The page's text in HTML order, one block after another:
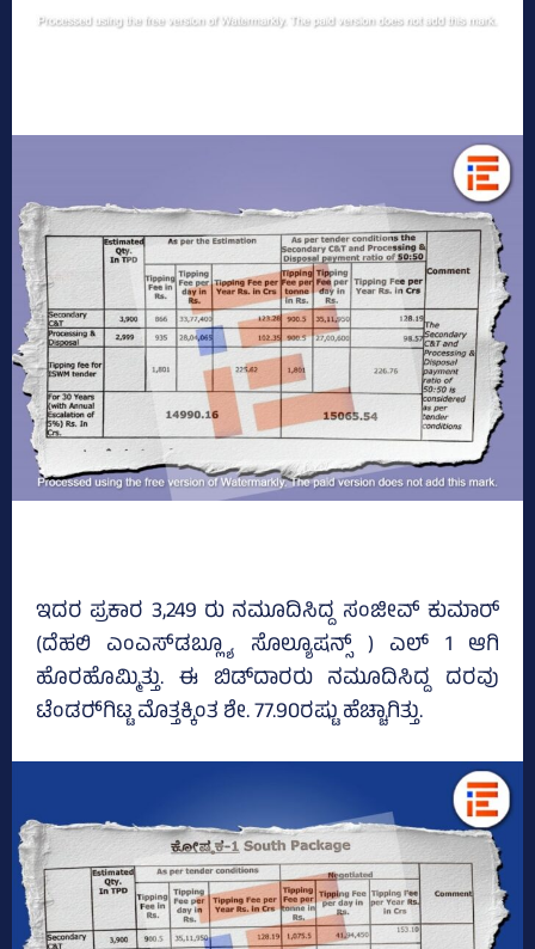
ಇದರ ಪ್ರಕಾರ 3,249 ರು ನಮೂದಿಸಿದ್ದ ಸಂಜೀವ್‌ ಕುಮಾರ್
(ದೆಹಲಿ ಎಂಎಸ್‌ಡಬ್ಲ್ಯೂ ಸೊಲ್ಯೂಷನ್ಸ್‌ ) ಎಲ್‌ 1 ಆಗಿ
ಹೊರಹೊಮ್ಮಿತ್ತು. ಈ ಬಿಡ್‌ದಾರರು ನಮೂದಿಸಿದ್ದ ದರವು
ಟೆಂಡರ್‍‌ಗಿಟ್ಟ ಮೊತ್ತಕ್ಕಿಂತ ಶೇ. 77.90ರಷ್ಟು ಹೆಚ್ಚಾಗಿತ್ತು.